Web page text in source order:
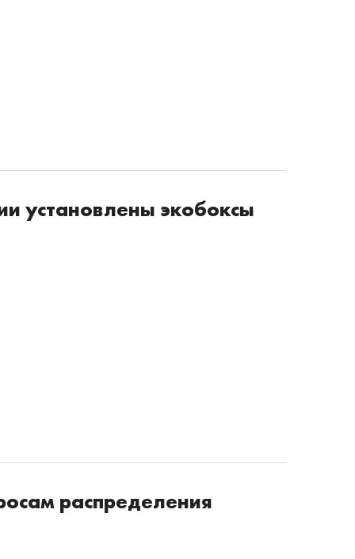
установлены экобоксы
распределения